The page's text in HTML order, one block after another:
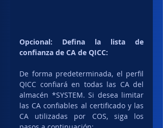
Opcional: Defina la lista de
confianza de CA de QICC:
De forma predeterminada, el perfil
QICC confiará en todas las CA del
almacén *SYSTEM. Si desea limitar
las CA confiables al certificado y las
CA utilizadas por COS, siga los